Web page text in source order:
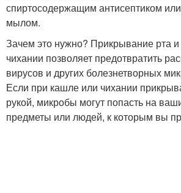
спиртосодержащим антисептиком
мылом.
Зачем это нужно? Прикрывание рта
чихании позволяет предотвратить
вирусов и других болезнетворных
Если при кашле или чихании
рукой, микробы могут попасть на
предметы или людей, к которым вы